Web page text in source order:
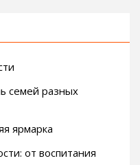
семей разных
ярмарка
от воспитания